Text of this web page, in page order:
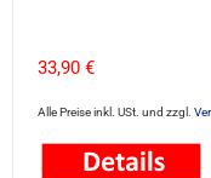
33,90 €
Alle Preise inkl. USt. und zzgl.